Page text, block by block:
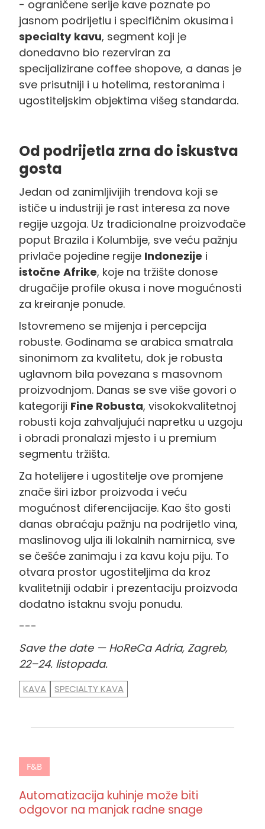
- ograničene serije kave poznate po
jasnom podrijetlu i specifičnim okusima i
specialty kavu, segment koji je
donedavno bio rezerviran za
specijalizirane coffee shopove, a danas je
sve prisutniji i u hotelima, restoranima i
ugostiteljskim objektima višeg standarda.
Od podrijetla zrna do iskustva
gosta
Jedan od zanimljivijih trendova koji se
ističe u industriji je rast interesa za nove
regije uzgoja. Uz tradicionalne proizvođače
poput Brazila i Kolumbije, sve veću pažnju
privlače pojedine regije Indonezije i
istočne Afrike, koje na tržište donose
drugačije profile okusa i nove mogućnosti
za kreiranje ponude.
Istovremeno se mijenja i percepcija
robuste. Godinama se arabica smatrala
sinonimom za kvalitetu, dok je robusta
uglavnom bila povezana s masovnom
proizvodnjom. Danas se sve više govori o
kategoriji Fine Robusta, visokokvalitetnoj
robusti koja zahvaljujući napretku u uzgoju
i obradi pronalazi mjesto i u premium
segmentu tržišta.
Za hotelijere i ugostitelje ove promjene
znače širi izbor proizvoda i veću
mogućnost diferencijacije. Kao što gosti
danas obraćaju pažnju na podrijetlo vina,
maslinovog ulja ili lokalnih namirnica, sve
se češće zanimaju i za kavu koju piju. To
otvara prostor ugostiteljima da kroz
kvalitetniji odabir i prezentaciju proizvoda
dodatno istaknu svoju ponudu.
---
Save the date — HoReCa Adria, Zagreb,
22–24. listopada.
KAVA SPECIALTY KAVA
F&B
Automatizacija kuhinje može biti
odgovor na manjak radne snage